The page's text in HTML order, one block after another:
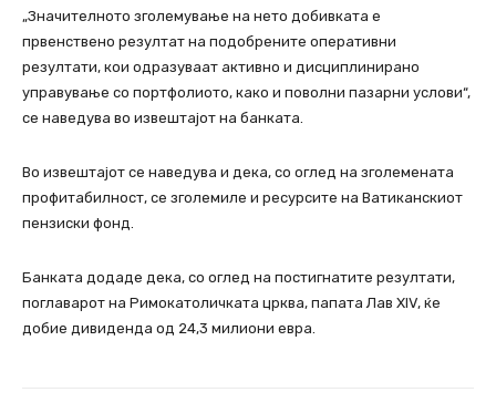
„Значителното зголемување на нето добивката е
првенствено резултат на подобрените оперативни
резултати, кои одразуваат активно и дисциплинирано
управување со портфолиото, како и поволни пазарни услови“,
се наведува во извештајот на банката.
Во извештајот се наведува и дека, со оглед на зголемената
профитабилност, се зголемиле и ресурсите на Ватиканскиот
пензиски фонд.
Банката додаде дека, со оглед на постигнатите резултати,
поглаварот на Римокатоличката црква, папата Лав XIV, ќе
добие дивиденда од 24,3 милиони евра.